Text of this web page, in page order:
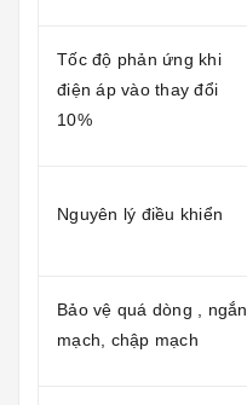
Tốc độ phản ứng khi
điện áp vào thay đổi
10%
Nguyên lý điều khiển
Bảo vệ quá dòng , ngắn
mạch, chập mạch